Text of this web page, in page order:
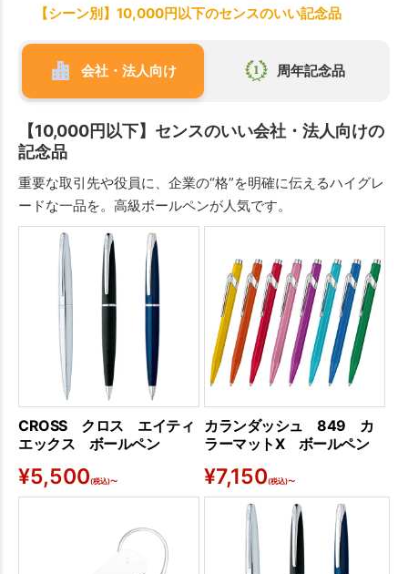
【シーン別】10,000円以下のセンスのいい記念品
会社・法人向け 周年記念品
【10,000円以下】センスのいい会社・法人向けの
記念品
重要な取引先や役員に、企業の“格”を明確に伝えるハイグレ
ードな一品を。高級ボールペンが人気です。
CROSS クロス エイティ
エックス ボールペン
¥5,500(税込)〜
カランダッシュ 849 カ
ラーマットX ボールペン
¥7,150(税込)〜